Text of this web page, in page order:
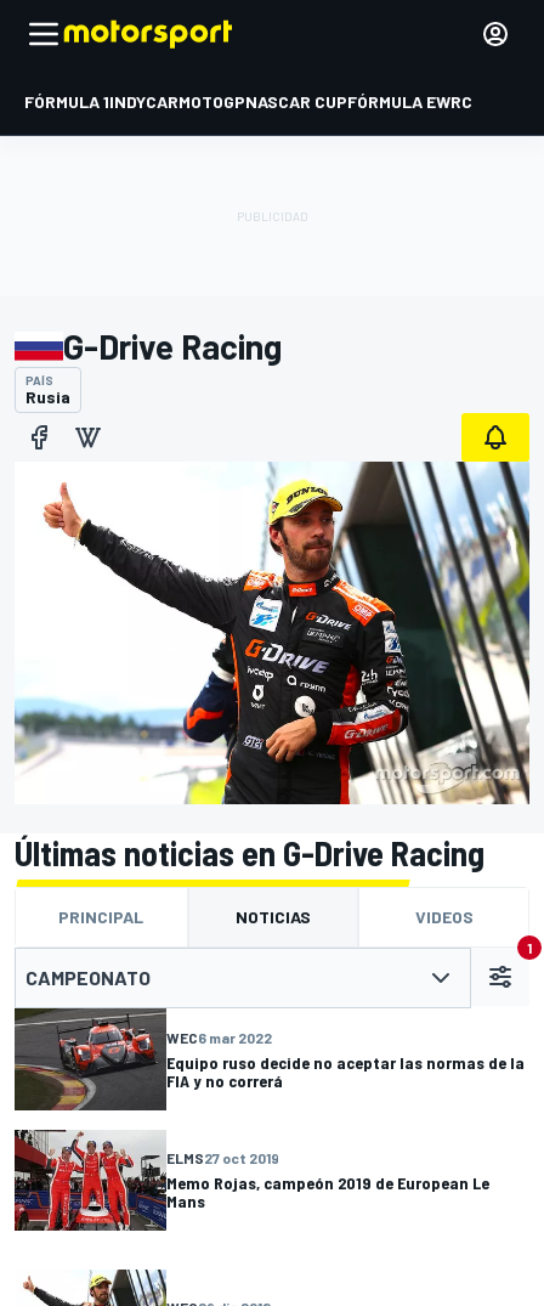
FÓRMULA 1INDYCARMOTOGPNASCAR CUPFÓRMULA EWRC
G-Drive Racing
PAÍS
Rusia
Últimas noticias en G-Drive Racing
PRINCIPAL NOTICIAS VIDEOS
CAMPEONATO
1
WEC6 mar 2022
Equipo ruso decide no aceptar las normas de la
FIA y no correrá
ELMS27 oct 2019
Memo Rojas, campeón 2019 de European Le
Mans